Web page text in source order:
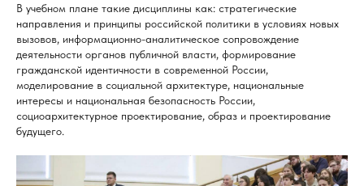
В учебном плане такие дисциплины как: стратегические
направления и принципы российской политики в условиях новых
вызовов, информационно-аналитическое сопровождение
деятельности органов публичной власти, формирование
гражданской идентичности в современной России,
моделирование в социальной архитектуре, национальные
интересы и национальная безопасность России,
социоархитектурное проектирование, образ и проектирование
будущего.